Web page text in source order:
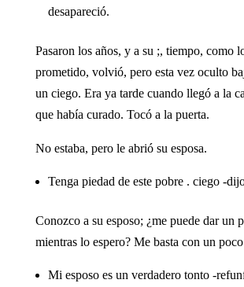
desapareció.
Pasaron los años, y a su ;, tiempo, como
prometido, volvió, pero esta vez oculto
un ciego. Era ya tarde cuando llegó a la
que había curado. Tocó a la puerta.
No estaba, pero le abrió su esposa.
Tenga piedad de este pobre . ciego -
Conozco a su esposo; ¿me puede dar un
mientras lo espero? Me basta con un
Mi esposo es un verdadero tonto -